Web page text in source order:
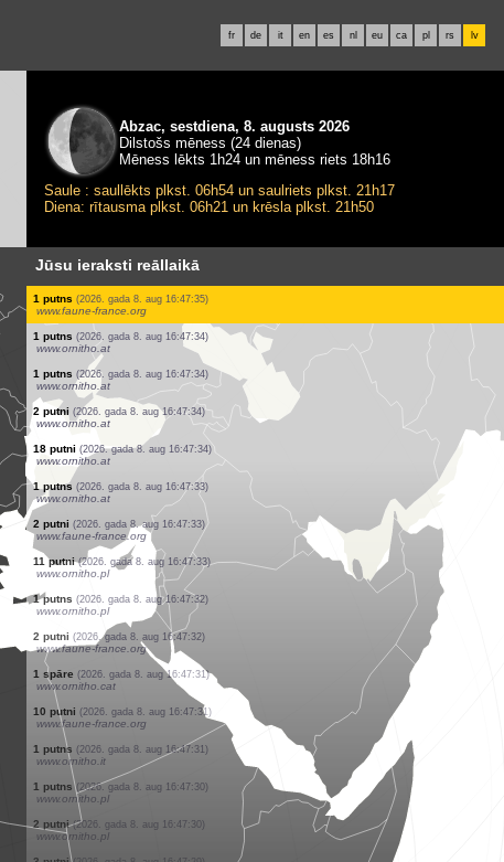
fr de it en es nl eu ca pl rs lv
Abzac, sestdiena, 8. augusts 2026
Dilstošs mēness (24 dienas)
Mēness lēkts 1h24 un mēness riets 18h16
Saule : saullēkts plkst. 06h54 un saulriets plkst. 21h17
Diena: rītausma plkst. 06h21 un krēsla plkst. 21h50
Jūsu ieraksti reāllaikā
1 putns (2026. gada 8. aug 16:47:35)
www.ornitho.at
1 putns (2026. gada 8. aug 16:47:35)
www.ornitho.at
1 putns (2026. gada 8. aug 16:47:35)
www.ornitho.at
1 putns (2026. gada 8. aug 16:47:35)
www.ornitho.at
1 putns (2026. gada 8. aug 16:47:35)
www.ornitho.at
1 putns (2026. gada 8. aug 16:47:35)
www.ornitho.at
0 putns (2026. gada 8. aug 16:47:35)
www.faune-france.org
1 putns (2026. gada 8. aug 16:47:35)
www.faune-france.org
1 putns (2026. gada 8. aug 16:47:34)
www.ornitho.at
1 putns (2026. gada 8. aug 16:47:34)
www.ornitho.at
2 putni (2026. gada 8. aug 16:47:34)
www.ornitho.at
18 putni (2026. gada 8. aug 16:47:34)
www.ornitho.at
1 putns (2026. gada 8. aug 16:47:33)
www.ornitho.at
2 putni (2026. gada 8. aug 16:47:33)
www.faune-france.org
11 putni (2026. gada 8. aug 16:47:33)
www.ornitho.pl